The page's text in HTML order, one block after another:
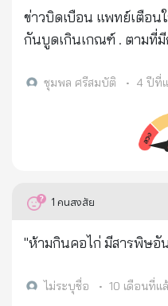
ให้ฟังถึงเรื่องราวที่ไม่เค
สาเหตุที่ทำให้เป็นมะเร็ง คือน่
สูดดมสารในตัวเห็ดที่ตัวเอ
ถามว่าทำไมถึงทำให้คิดอ
หนอนหรือยาฆ่าแมลง แล
พ้องที่ตัวเองรักก็ไม่แนะนำให้กิน เพื่อนบางค
ทำไมไม่เอาเห็ดมาฝากบ้าง
ไปฝากใครเลย จนมาวันนี้เหมือนกับว่า สิ่งที่เจอจะเป็น
เวรกรรมที่เราไม่ได้ตั้งใจหรือไม่ ที่มาทำให้เป็น
ข่าวบิดเบือน แพทย์เตือน
กันบูดเกินเกณฑ์ . ตามที่มี
กันบูดเกินเกณฑ์ ทางศูนย์
กระทรวงสาธารณสุข พบ
ข้อมูลบิดเบือน . กรณีการ
ให้เลิกกินก๋วยเตี๋ยว เพร
ตรวจสอบข้อมูลและชี้แจง
สำนักคุณภาพและความป
ชุมพล ศรีสมบัติ • 4 ปีที่
1 คนสงสัย
"ห้ามกินคอไก่ มีสารพิษอั
ไม่ระบุชื่อ • 10 เดือนที่แ